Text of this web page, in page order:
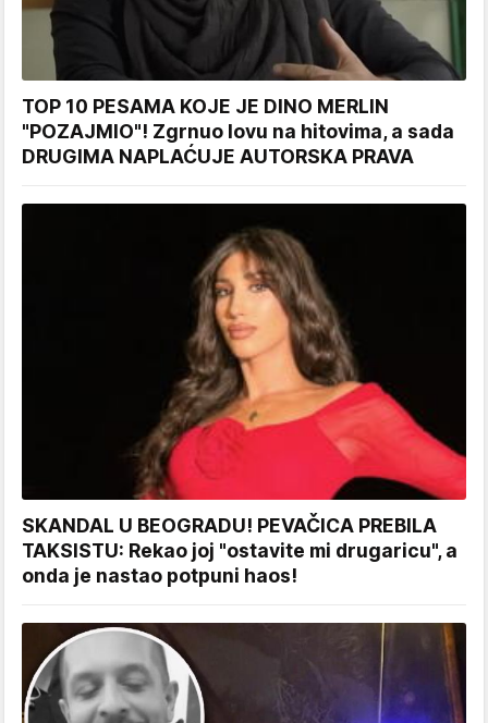
TOP 10 PESAMA KOJE JE DINO MERLIN
"POZAJMIO"! Zgrnuo lovu na hitovima, a sada
DRUGIMA NAPLAĆUJE AUTORSKA PRAVA
SKANDAL U BEOGRADU! PEVAČICA PREBILA
TAKSISTU: Rekao joj "ostavite mi drugaricu", a
onda je nastao potpuni haos!